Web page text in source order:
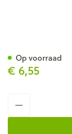
€ 6,55
Op voorraad